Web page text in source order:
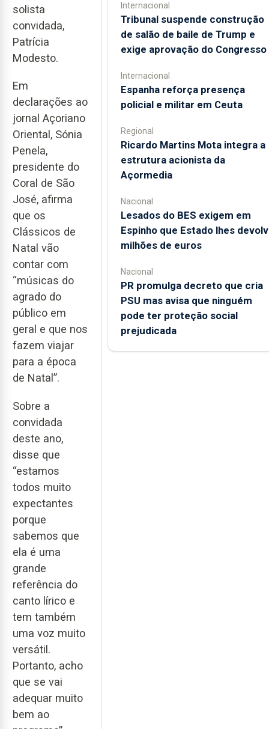
solista
convidada,
Patrícia
Modesto.
Em
declarações ao
jornal Açoriano
Oriental, Sónia
Penela,
presidente do
Coral de São
José, afirma
que os
Clássicos de
Natal vão
contar com
“músicas do
agrado do
público em
geral e que nos
fazem viajar
para a época
de Natal”.
Sobre a
convidada
deste ano,
disse que
“estamos
todos muito
expectantes
porque
sabemos que
ela é uma
grande
referência do
canto lírico e
tem também
uma voz muito
versátil.
Portanto, acho
que se vai
adequar muito
bem ao
Internacional
Tribunal suspende construção
de salão de baile de Trump e
exige aprovação do Congresso
Internacional
Espanha reforça presença
policial e militar em Ceuta
Regional
Ricardo Martins Mota integra a
estrutura acionista da
Açormedia
Nacional
Lesados do BES exigem em
Espinho que Estado lhes
milhões de euros
Nacional
PR promulga decreto que cria
PSU mas avisa que ninguém
pode ter proteção social
prejudicada